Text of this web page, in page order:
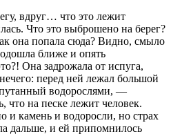
вдруг… что это лежит
Что это выброшено на берег?
она попала сюда? Видно, смыло
ближе и опять
Она задрожала от испуга,
перед ней лежал большой
водорослями, —
что на песке лежит человек.
и камень и водоросли, но страх
дальше, и ей припомнилось